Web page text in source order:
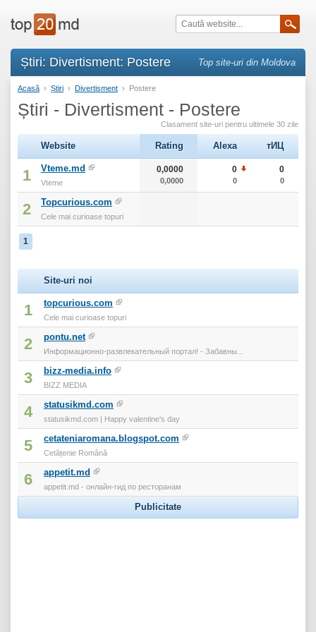
Știri: Divertisment: Postere Top site-uri din Moldova
Acasă › Știri › Divertisment › Postere
Știri - Divertisment - Postere
Clasament site-uri pentru ultimele 30 zile
Website Rating Alexa тИЦ
1 Vteme.md
Vteme
0,0000
0,0000
0
0
0
0
2 Topcurious.com
Cele mai curioase topuri
1
Site-uri noi
1 topcurious.com
Cele mai curioase topuri
2 pontu.net
Информационно-развлекательный портал! - Забавны...
3 bizz-media.info
BIZZ MEDIA
4 statusikmd.com
statusikmd.com | Happy valentine's day
5 cetateniaromana.blogspot.com
Cetățenie Română
6 appetit.md
appetit.md - онлайн-гид по ресторанам
Publicitate